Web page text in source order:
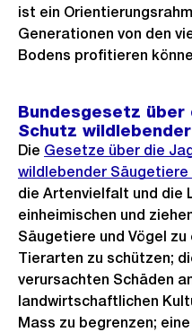
ist ein
Generationen von den
Bodens profitieren
Bundesgesetz über
Schutz
Die Externer
Link:
Gesetze über die
wildlebender Säugetiere
die Artenvielfalt und die
einheimischen und
Säugetiere und Vögel
Tierarten zu schützen;
verursachten Schäden
landwirtschaftlichen
Mass zu begrenzen;